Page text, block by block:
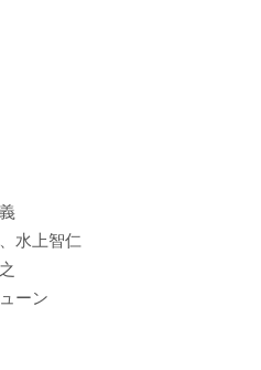
水上智仁
ーン